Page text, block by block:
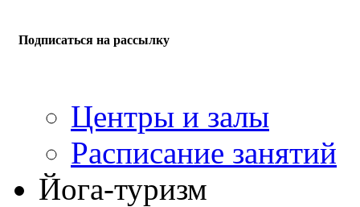
Подписаться на рассылку
Центры и залы
Расписание занятий
Йога-туризм